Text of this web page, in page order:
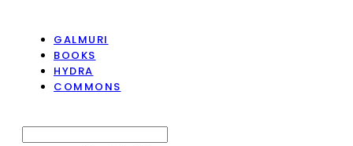
GALMURI
BOOKS
HYDRA
COMMONS